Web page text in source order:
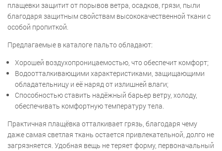
плащевки защитит от порывов ветра, осадков, грязи, пыли
благодаря защитным свойствам высококачественной ткани с
особой пропиткой.
Предлагаемые в каталоге пальто обладают:
Хорошей воздухопроницаемостью, что обеспечит комфорт;
Водоотталкивающими характеристиками, защищающими
обладательницу и её наряд от излишней влаги;
Способностью ставить надёжный барьер ветру, холоду,
обеспечивать комфортную температуру тела.
Практичная плащёвка отталкивает грязь, благодаря чему
даже самая светлая ткань остается привлекательной, долго не
загрязняется. Удобная вещь не теряет форму, первоначальный